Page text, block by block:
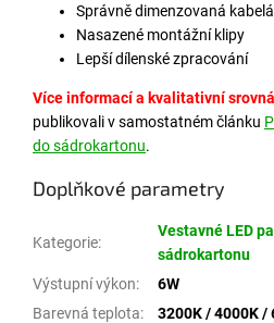
Správně dimenzovaná
Nasazené montážní klipy
Lepší dílenské zpracování
Více informací a kvalitativní
publikovali v samostatném článku
do sádrokartonu.
Doplňkové parametry
Kategorie:
Vestavné LED
sádrokartonu
Výstupní výkon:
6W
Barevná teplota:
3200K / 4000K /